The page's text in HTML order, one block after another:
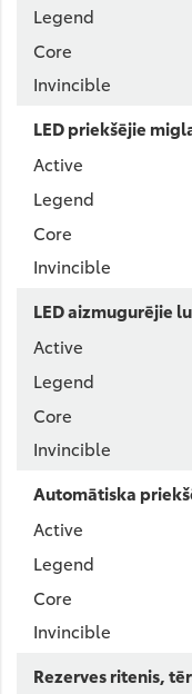
LED priekšējie
LED aizmugurējie
Automātiska
Rezerves ritenis,